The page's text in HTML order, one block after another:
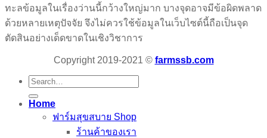
ทะลข้อมูลในเรื่องว่านนี้กว้างใหญ่มาก บางจุดอาจมีข้อผิดพลาด
ด้วยหลายเหตุปัจจัย จึงไม่ควรใช้ข้อมูลในเว็บไซต์นี้ถือเป็นจุด
ตัดสินอย่างเด็ดขาดในเชิงวิชาการ
Copyright 2019-2021 © farmssb.com
Search
for:
Home
ฟาร์มสุขสบาย Shop
ร้านค้าของเรา